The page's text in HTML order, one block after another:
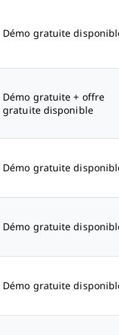
Démo gratuite
Démo gratuite + offre
gratuite disponible
Démo gratuite
Démo gratuite
Démo gratuite